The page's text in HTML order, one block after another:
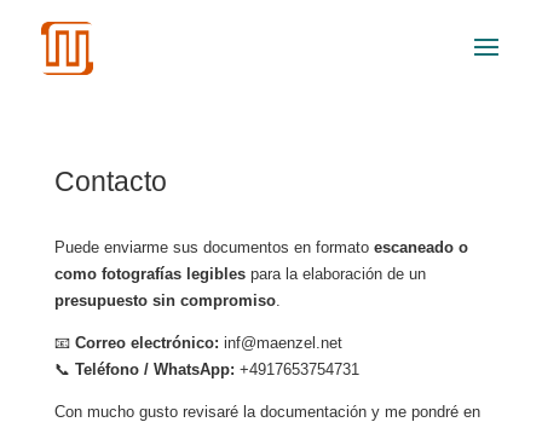
Contacto
Puede enviarme sus documentos en formato escaneado o
como fotografías legiblespara la elaboración de un
presupuesto sin compromiso.
📧 Correo electrónico: inf@maenzel.net
📞 Teléfono / WhatsApp: +4917653754731
Con mucho gusto revisaré la documentación y me pondré en